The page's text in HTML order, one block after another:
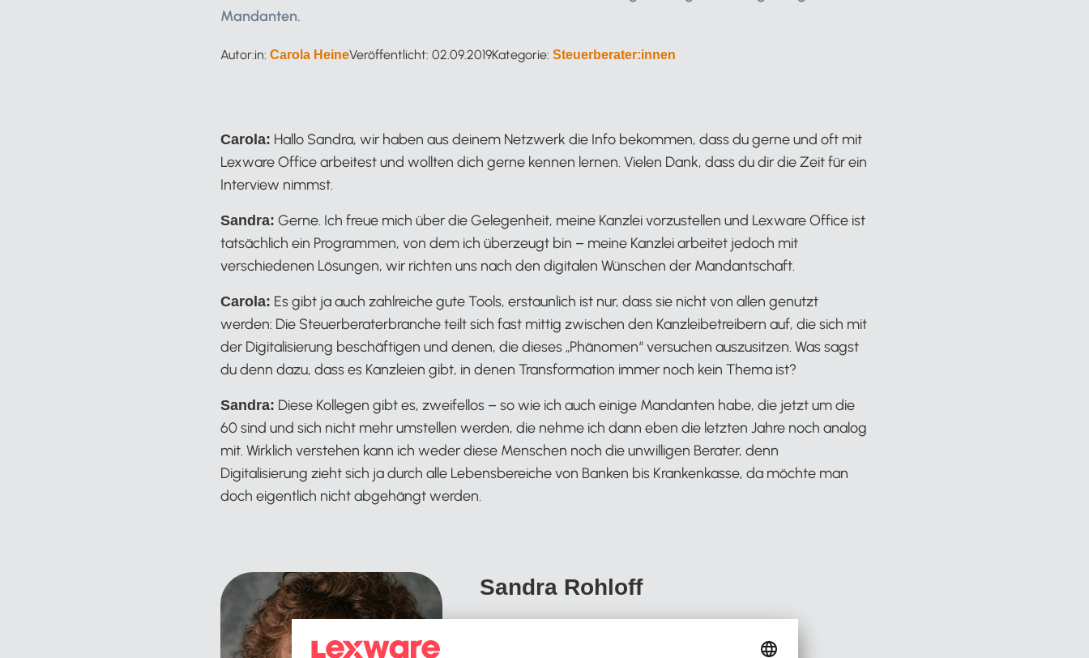
Mandanten.
Autor:in: Carola HeineVeröffentlicht: 02.09.2019Kategorie: Steuerberater:innen
Carola: Hallo Sandra, wir haben aus deinem Netzwerk die Info bekommen, dass du gerne und oft mit
Lexware Office arbeitest und wollten dich gerne kennen lernen. Vielen Dank, dass du dir die Zeit für ein
Interview nimmst.
Sandra: Gerne. Ich freue mich über die Gelegenheit, meine Kanzlei vorzustellen und Lexware Office ist
tatsächlich ein Programmen, von dem ich überzeugt bin – meine Kanzlei arbeitet jedoch mit
verschiedenen Lösungen, wir richten uns nach den digitalen Wünschen der Mandantschaft.
Carola: Es gibt ja auch zahlreiche gute Tools, erstaunlich ist nur, dass sie nicht von allen genutzt
werden: Die Steuerberaterbranche teilt sich fast mittig zwischen den Kanzleibetreibern auf, die sich mit
der Digitalisierung beschäftigen und denen, die dieses „Phänomen“ versuchen auszusitzen. Was sagst
du denn dazu, dass es Kanzleien gibt, in denen Transformation immer noch kein Thema ist?
Sandra: Diese Kollegen gibt es, zweifellos – so wie ich auch einige Mandanten habe, die jetzt um die
60 sind und sich nicht mehr umstellen werden, die nehme ich dann eben die letzten Jahre noch analog
mit. Wirklich verstehen kann ich weder diese Menschen noch die unwilligen Berater, denn
Digitalisierung zieht sich ja durch alle Lebensbereiche von Banken bis Krankenkasse, da möchte man
doch eigentlich nicht abgehängt werden.
Sandra Rohloff